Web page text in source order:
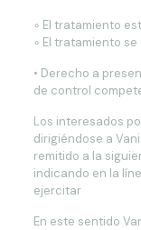
◦ El tratamiento
◦ El tratamiento
• Derecho a
de control
Los interesados
dirigiéndose a
remitido a la
indicando en la
ejercitar
En este sentido